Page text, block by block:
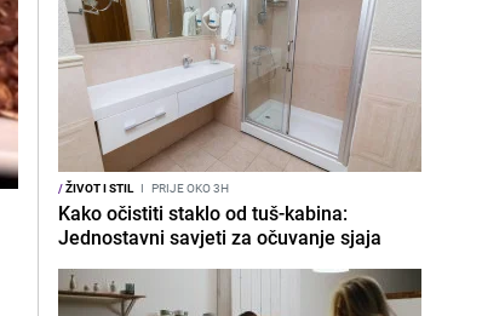
/ŽIVOT I STIL I PRIJE OKO 3H
Kako očistiti staklo od tuš-kabina:
Jednostavni savjeti za očuvanje sjaja